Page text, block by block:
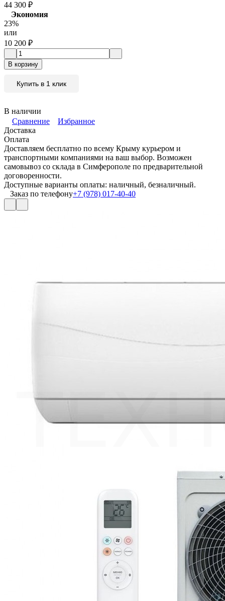
44 300 ₽
Экономия
23%
или
10 200 ₽
В корзину
Купить в 1 клик
В наличии
Сравнение
Избранное
Доставка
Оплата
Доставляем бесплатно по всему Крыму курьером и
транспортными компаниями на ваш выбор. Возможен
самовывоз со склада в Симферополе по предварительной
договоренности.
Доступные варианты оплаты: наличный, безналичный.
Заказ по телефону+7 (978) 017-40-40